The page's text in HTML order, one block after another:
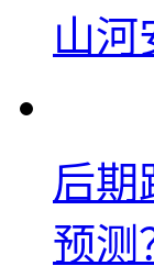
山河
后期
预测